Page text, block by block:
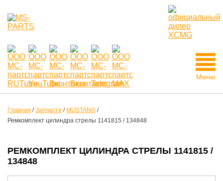
Меню
Главная /Запчасти / MUSTANG /
Ремкомплект цилиндра стрелы 1141815 / 134848
РЕМКОМПЛЕКТ ЦИЛИНДРА СТРЕЛЫ 1141815 /
134848